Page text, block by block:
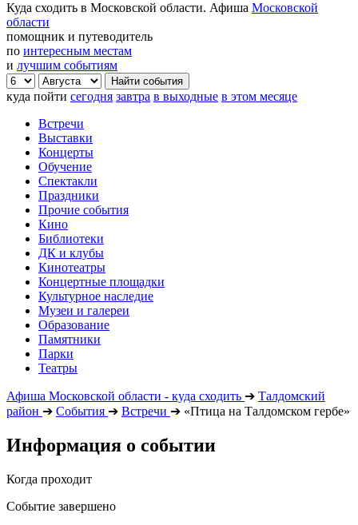
Куда сходить в Московской области. Афиша Московской
области
помощник и путеводитель
по интересным местам
и лучшим событиям
куда пойти сегодня завтра в выходные в этом месяце
Встречи
Выставки
Концерты
Обучение
Спектакли
Праздники
Прочие события
Кино
Библиотеки
ДК и клубы
Кинотеатры
Концертные площадки
Культурное наследие
Музеи и галереи
Образование
Памятники
Парки
Театры
Афиша Московской области - куда сходить ➔ Талдомский
район ➔ События ➔ Встречи ➔ «Птица на Талдомском гербе»
Информация о событии
Когда проходит
Событие завершено